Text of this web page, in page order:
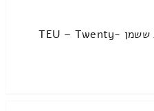
נפח של מכולה נמדד ביחידות ששמן TEU – Twenty-